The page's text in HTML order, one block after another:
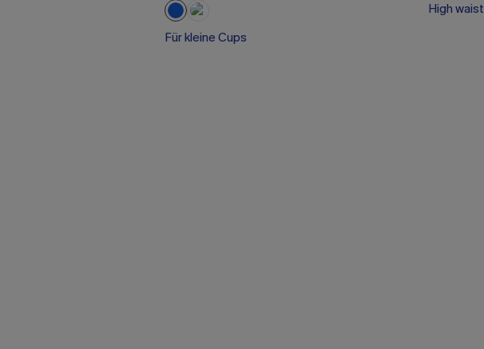
Für kleine Cups
High waist